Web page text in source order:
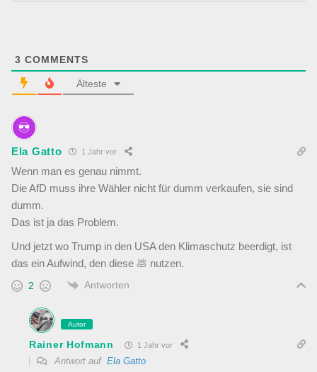
3 COMMENTS
Älteste
Ela Gatto 1 Jahr vor
Wenn man es genau nimmt.
Die AfD muss ihre Wähler nicht für dumm verkaufen, sie sind
dumm.
Das ist ja das Problem.
Und jetzt wo Trump in den USA den Klimaschutz beerdigt, ist
das ein Aufwind, den diese 💩 nutzen.
2 Antworten
Autor
Rainer Hofmann 1 Jahr vor
Antwort auf Ela Gatto